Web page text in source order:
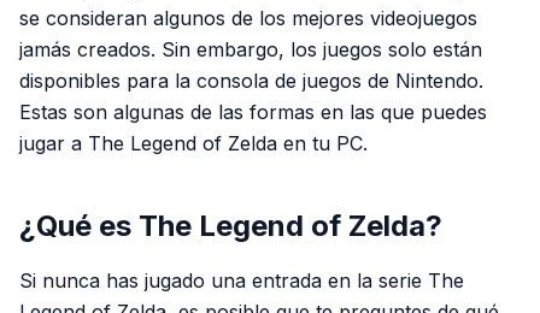
se consideran algunos de los mejores videojuegos
jamás creados. Sin embargo, los juegos solo están
disponibles para la consola de juegos de Nintendo.
Estas son algunas de las formas en las que puedes
jugar a The Legend of Zelda en tu PC.
¿Qué es The Legend of Zelda?
Si nunca has jugado una entrada en la serie The